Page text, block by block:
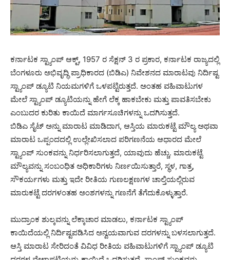
ಕರ್ನಾಟಕ ಸ್ಟ್ಯಾಂಪ್ ಆಕ್ಟ್, 1957 ರ ಸೆಕ್ಷನ್ 3 ರ ಪ್ರಕಾರ, ಕರ್ನಾಟಕ ರಾಜ್ಯದಲ್ಲಿ
ಬೆಂಗಳೂರು ಅಭಿವೃದ್ಧಿ ಪ್ರಾಧಿಕಾರದ (ಬಿಡಿಎ) ನಿವೇಶನದ ಮಾರಾಟವು ನಿರ್ದಿಷ್ಟ
ಸ್ಟ್ಯಾಂಪ್ ಡ್ಯೂಟಿ ನಿಯಮಗಳಿಗೆ ಒಳಪಟ್ಟಿರುತ್ತದೆ. ಅಂತಹ ವಹಿವಾಟುಗಳ
ಮೇಲೆ ಸ್ಟ್ಯಾಂಪ್ ಡ್ಯೂಟಿಯನ್ನು ಹೇಗೆ ಲೆಕ್ಕ ಹಾಕಬೇಕು ಮತ್ತು ಪಾವತಿಸಬೇಕು
ಎಂಬುದರ ಕುರಿತು ಕಾಯಿದೆ ಮಾರ್ಗಸೂಚಿಗಳನ್ನು ಒದಗಿಸುತ್ತದೆ.
ಬಿಡಿಎ ಸೈಟ್ ಅನ್ನು ಮಾರಾಟ ಮಾಡಿದಾಗ, ಆಸ್ತಿಯ ಮಾರುಕಟ್ಟೆ ಮೌಲ್ಯ ಅಥವಾ
ಮಾರಾಟ ಒಪ್ಪಂದದಲ್ಲಿ ಉಲ್ಲೇಖಿಸಲಾದ ಪರಿಗಣನೆಯ ಆಧಾರದ ಮೇಲೆ
ಸ್ಟ್ಯಾಂಪ್ ಸುಂಕವನ್ನು ನಿರ್ಧರಿಸಲಾಗುತ್ತದೆ, ಯಾವುದು ಹೆಚ್ಚು. ಮಾರುಕಟ್ಟೆ
ಮೌಲ್ಯವನ್ನು ಸಂಬಂಧಿತ ಅಧಿಕಾರಿಗಳು ನಿರ್ಣಯಿಸುತ್ತಾರೆ, ಸ್ಥಳ, ಗಾತ್ರ,
ಸೌಕರ್ಯಗಳು ಮತ್ತು ಇದೇ ರೀತಿಯ ಗುಣಲಕ್ಷಣಗಳ ಚಾಲ್ತಿಯಲ್ಲಿರುವ
ಮಾರುಕಟ್ಟೆ ದರಗಳಂತಹ ಅಂಶಗಳನ್ನು ಗಣನೆಗೆ ತೆಗೆದುಕೊಳ್ಳುತ್ತಾರೆ.
ಮುದ್ರಾಂಕ ಶುಲ್ಕವನ್ನು ಲೆಕ್ಕಾಚಾರ ಮಾಡಲು, ಕರ್ನಾಟಕ ಸ್ಟ್ಯಾಂಪ್
ಕಾಯಿದೆಯಲ್ಲಿ ನಿರ್ದಿಷ್ಟಪಡಿಸಿದ ಅನ್ವಯವಾಗುವ ದರಗಳನ್ನು ಬಳಸಲಾಗುತ್ತದೆ.
ಆಸ್ತಿ ಮಾರಾಟ ಸೇರಿದಂತೆ ವಿವಿಧ ರೀತಿಯ ವಹಿವಾಟುಗಳಿಗೆ ಸ್ಟ್ಯಾಂಪ್ ಡ್ಯೂಟಿ